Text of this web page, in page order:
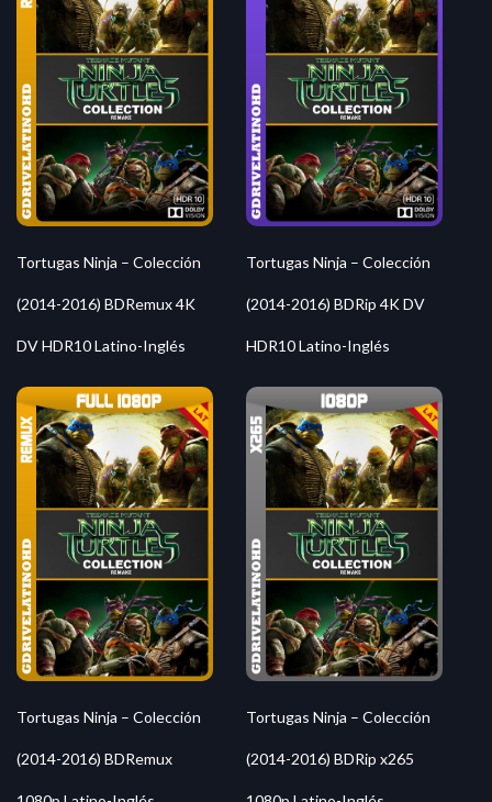
Tortugas Ninja – Colección
(2014-2016) BDRemux 4K
DV HDR10 Latino-Inglés
Tortugas Ninja – Colección
(2014-2016) BDRip 4K DV
HDR10 Latino-Inglés
Tortugas Ninja – Colección
(2014-2016) BDRemux
Tortugas Ninja – Colección
(2014-2016) BDRip x265